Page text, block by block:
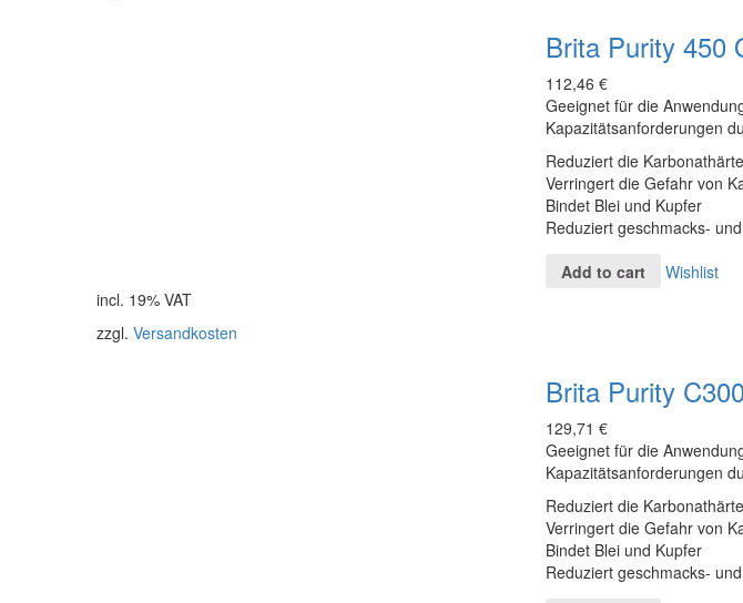
Brita Purity 450
112,46 €
Geeignet für die
Kapazitätsanforderungen
Reduziert die
Verringert die Gefahr von
Bindet Blei und Kupfer
Reduziert geschmacks-
Add to cart
Wishlist
incl. 19% VAT
zzgl. Versandkosten
Brita Purity
129,71 €
Geeignet für die
Kapazitätsanforderungen
Reduziert die
Verringert die Gefahr von
Bindet Blei und Kupfer
Reduziert geschmacks-